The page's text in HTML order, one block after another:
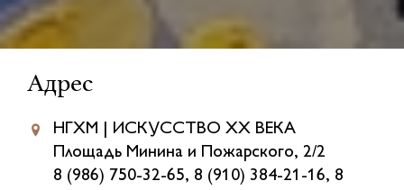
Адрес
НГХМ | ИСКУССТВО XX ВЕКА
Площадь Минина и Пожарского, 2/2
8 (986) 750-32-65, 8 (910) 384-21-16, 8